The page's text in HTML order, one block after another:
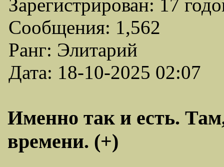
Зарегистрирован: 17
Сообщения: 1,562
Ранг: Элитарий
Дата: 18-10-2025 02:07
Именно так и есть.
времени. (+)